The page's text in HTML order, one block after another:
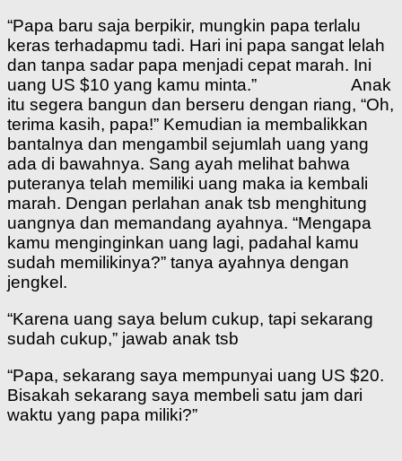
“Papa baru saja berpikir, mungkin papa terlalu
keras terhadapmu tadi. Hari ini papa sangat lelah
dan tanpa sadar papa menjadi cepat marah. Ini
uang US $10 yang kamu minta.” Anak
itu segera bangun dan berseru dengan riang, “Oh,
terima kasih, papa!” Kemudian ia membalikkan
bantalnya dan mengambil sejumlah uang yang
ada di bawahnya. Sang ayah melihat bahwa
puteranya telah memiliki uang maka ia kembali
marah. Dengan perlahan anak tsb menghitung
uangnya dan memandang ayahnya. “Mengapa
kamu menginginkan uang lagi, padahal kamu
sudah memilikinya?” tanya ayahnya dengan
jengkel.
“Karena uang saya belum cukup, tapi sekarang
sudah cukup,” jawab anak tsb
“Papa, sekarang saya mempunyai uang US $20.
Bisakah sekarang saya membeli satu jam dari
waktu yang papa miliki?”